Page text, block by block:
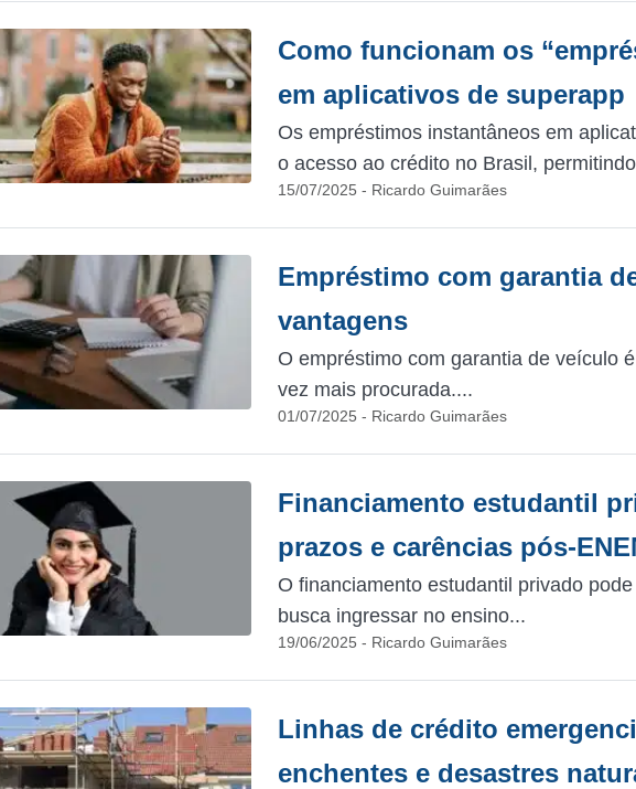
Como funcionam os
em aplicativos de superapp
Os empréstimos instantâneos em
o acesso ao crédito no Brasil,
15/07/2025 - Ricardo Guimarães
Empréstimo com garantia
vantagens
O empréstimo com garantia de veículo
vez mais procurada....
01/07/2025 - Ricardo Guimarães
Financiamento estudantil
prazos e carências pós-
O financiamento estudantil privado
busca ingressar no ensino...
19/06/2025 - Ricardo Guimarães
Linhas de crédito
enchentes e desastres